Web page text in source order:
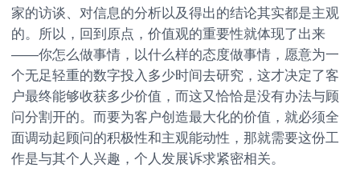
家的访谈、对信息的分析以及得出的结论其实都是主观
的。所以，回到原点，价值观的重要性就体现了出来
——你怎么做事情，以什么样的态度做事情，愿意为一
个无足轻重的数字投入多少时间去研究，这才决定了客
户最终能够收获多少价值，而这又恰恰是没有办法与顾
问分割开的。而要为客户创造最大化的价值，就必须全
面调动起顾问的积极性和主观能动性，那就需要这份工
作是与其个人兴趣，个人发展诉求紧密相关。